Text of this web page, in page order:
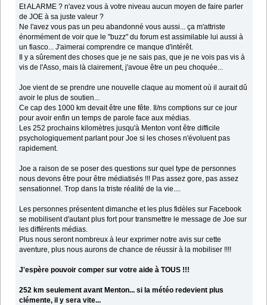
Et ALARME ? n'avez vous à votre niveau aucun moyen de faire parler
de JOE à sa juste valeur ?
Ne l'avez vous pas un peu abandonné vous aussi... ça m'attriste
énormément de voir que le "buzz" du forum est assimilable lui aussi à
un fiasco... J'aimerai comprendre ce manque d'intérêt.
Il y a sûrement des choses que je ne sais pas, que je ne vois pas vis à
vis de l'Asso, mais là clairement, j'avoue être un peu choquée...
Joe vient de se prendre une nouvelle claque au moment où il aurait dû
avoir le plus de soutien...
Ce cap des 1000 km devait être une fête. Il/ns comptions sur ce jour
pour avoir enfin un temps de parole face aux médias.
Les 252 prochains kilomètres jusqu'à Menton vont être difficile
psychologiquement parlant pour Joe si les choses n'évoluent pas
rapidement.
Joe a raison de se poser des questions sur quel type de personnes
nous devons être pour être médiatisés !!! Pas assez gore, pas assez
sensationnel. Trop dans la triste réalité de la vie....
Les personnes présentent dimanche et les plus fidèles sur Facebook
se mobilisent d'autant plus fort pour transmettre le message de Joe sur
les différents médias.
Plus nous seront nombreux à leur exprimer notre avis sur cette
aventure, plus nous aurons de chance de réussir à la mobiliser !!!!
J'espère pouvoir comper sur votre aide à TOUS !!!
252 km seulement avant Menton... si la météo redevient plus
clémente, il y sera vite...